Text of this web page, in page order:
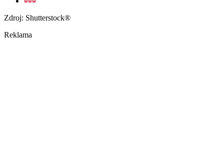
Zdroj: Shutterstock®
Reklama